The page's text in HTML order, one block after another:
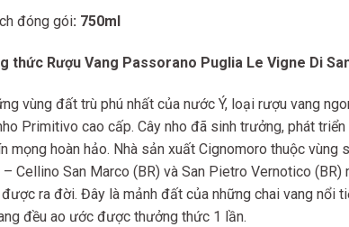
đóng gói: 750ml
thức Rượu Vang Passorano Puglia Le Vigne Di
vùng đất trù phú nhất của nước Ý, loại rượu vang
Primitivo cao cấp. Cây nho đã sinh trưởng, phát
mọng hoàn hảo. Nhà sản xuất Cignomoro thuộc vùng
Cellino San Marco (BR) và San Pietro Vernotico (BR)
ra đời. Đây là mảnh đất của những chai vang nổi
đều ao ước được thưởng thức 1 lần.